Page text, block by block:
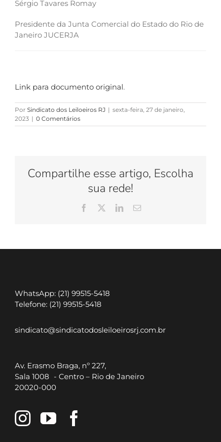
Sérgio Tavares Romay
Presidente da Junta Comercial do Estado do Rio de
Janeiro JUCERJA
Link para documento original.
Por Sindicato dos Leiloeiros RJ | sexta-feira, 27 de janeiro,
2023 | 0 Comentários
Compartilhe esse artigo, Escolha
sua rede!
Facebook LinkedIn
E-
WhatsApp: (21) 99515-5418
Telefone: (21) 99515-5418
sindicato@sindicatodosleiloeirosrj.com.br
Av. Erasmo Braga, nº 227,
Sala 1008 - Centro – Rio de Janeiro
20020-000